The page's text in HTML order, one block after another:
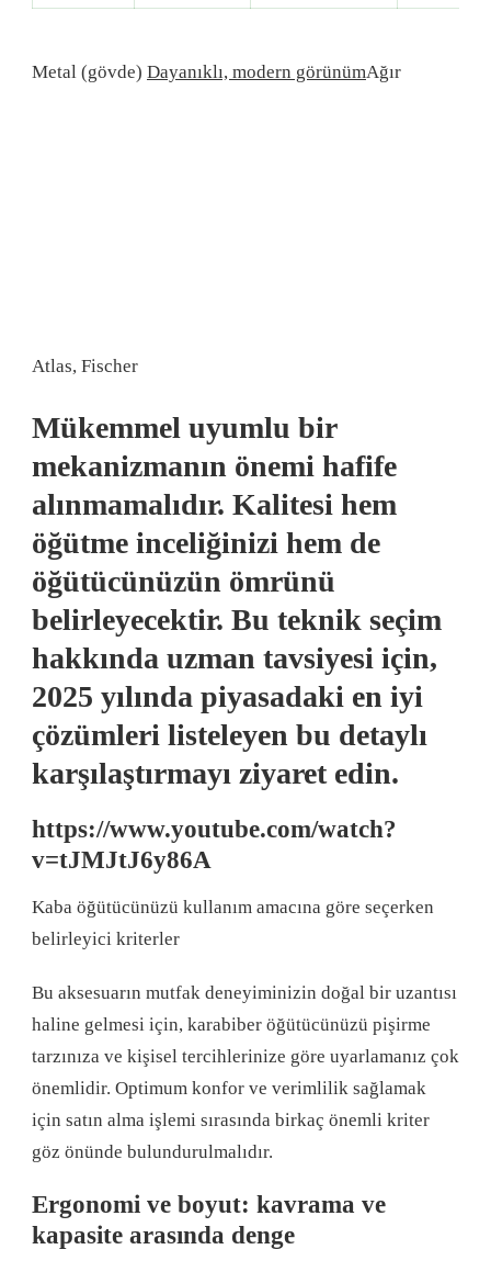
Metal (gövde) Dayanıklı, modern görünümAğır
Atlas, Fischer
Mükemmel uyumlu bir
mekanizmanın önemi hafife
alınmamalıdır. Kalitesi hem
öğütme inceliğinizi hem de
öğütücünüzün ömrünü
belirleyecektir. Bu teknik seçim
hakkında uzman tavsiyesi için,
2025 yılında piyasadaki en iyi
çözümleri listeleyen bu detaylı
karşılaştırmayı ziyaret edin.
https://www.youtube.com/watch?
v=tJMJtJ6y86A
Kaba öğütücünüzü kullanım amacına göre seçerken
belirleyici kriterler
Bu aksesuarın mutfak deneyiminizin doğal bir uzantısı
haline gelmesi için, karabiber öğütücünüzü pişirme
tarzınıza ve kişisel tercihlerinize göre uyarlamanız çok
önemlidir. Optimum konfor ve verimlilik sağlamak
için satın alma işlemi sırasında birkaç önemli kriter
göz önünde bulundurulmalıdır.
Ergonomi ve boyut: kavrama ve
kapasite arasında denge